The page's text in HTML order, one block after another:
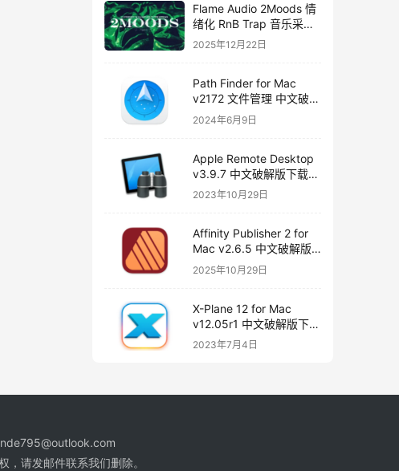
Flame Audio 2Moods 情
绪化 RnB Trap 音乐采样
与分轨套装
2025年12月22日
Path Finder for Mac
v2172 文件管理 中文破解
版下载
2024年6月9日
Apple Remote Desktop
v3.9.7 中文破解版下载
远程桌面
2023年10月29日
Affinity Publisher 2 for
Mac v2.6.5 中文破解版
下载 页面布局和设计
2025年10月29日
X-Plane 12 for Mac
v12.05r1 中文破解版下载
飞行模拟器
2023年7月4日
请发邮件联系我们删除。